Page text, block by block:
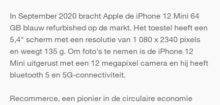
In September 2020 bracht Apple de iPhone 12 Mini 64
GB blauw refurbished op de markt. Het toestel heeft een
5,4" scherm met een resolutie van 1 080 x 2340 pixels
en weegt 135 g. Om foto's te nemen is de iPhone 12
Mini uitgerust met een 12 megapixel camera en hij heeft
bluetooth 5 en 5G-connectiviteit.
Recommerce, een pionier in de circulaire economie